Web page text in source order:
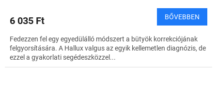
6 035 Ft BŐVEBBEN
Fedezzen fel egy egyedülálló módszert a bütyök korrekciójának
felgyorsítására. A Hallux valgus az egyik kellemetlen diagnózis, de
ezzel a gyakorlati segédeszközzel...